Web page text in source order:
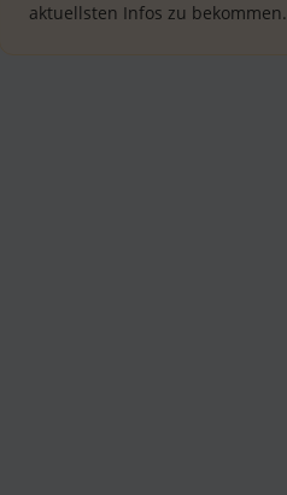
aktuellsten Infos zu bekommen.